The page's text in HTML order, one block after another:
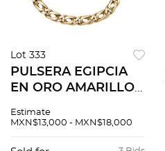
Lot 333
PULSERA EGIPCIA
EN ORO AMARILLO
caja, pulsador y
Estimate
MXN$13,000 - MXN$18,000